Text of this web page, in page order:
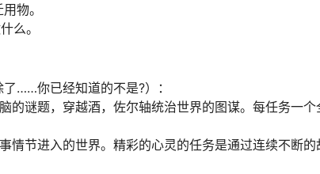
物。
么。
……你已经知道的不是?）：
谜题，穿越酒，佐尔轴统治世界的图谋。每任务一个
节进入的世界。精彩的心灵的任务是通过连续不断的